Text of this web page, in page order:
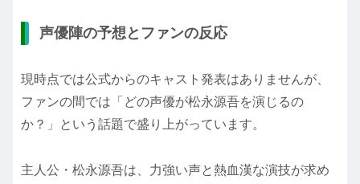
声優陣の予想とファンの反応
現時点では公式からのキャスト発表はありませんが、
ファンの間では「どの声優が松永源吾を演じるの
か？」という話題で盛り上がっています。
主人公・松永源吾は、力強い声と熱血漢な演技が求め